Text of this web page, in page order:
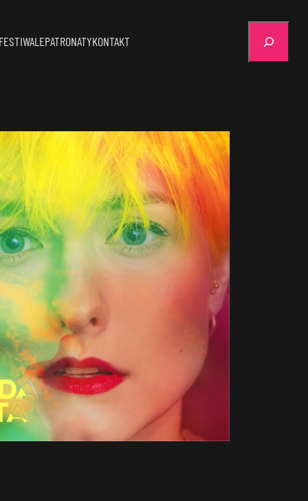
PATRONATYKONTAKT